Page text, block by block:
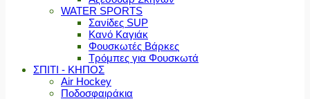
WATER SPORTS
Σανίδες SUP
Κανό Καγιάκ
Φουσκωτές Βάρκες
Τρόμπες για Φουσκωτά
ΣΠΙΤΙ - ΚΗΠΟΣ
Air Hockey
Ποδοσφαιράκια